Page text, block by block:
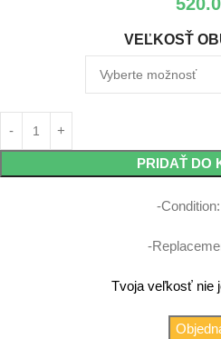
VEĽKOSŤ
PRIDAŤ DO
-
-
Tvoja veľkosť nie